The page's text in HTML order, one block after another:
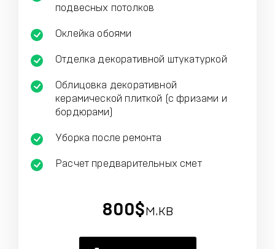
подвесных потолков
Оклейка обоями
Отделка декоративной штукатуркой
Облицовка декоративной
керамической плиткой (с фризами и
бордюрами)
Уборка после ремонта
Расчет предварительных смет
800$м.кв